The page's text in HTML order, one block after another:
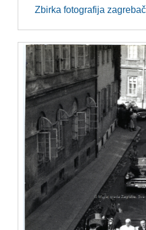
Zbirka fotografija